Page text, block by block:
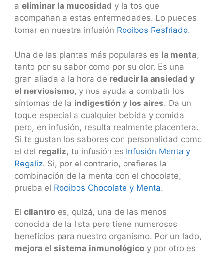
a eliminar la mucosidad y la tos que
acompañan a estas enfermedades. Lo puedes
tomar en nuestra infusión Rooibos Resfriado.
Una de las plantas más populares es la menta,
tanto por su sabor como por su olor. Es una
gran aliada a la hora de reducir la ansiedad y
el nerviosismo, y nos ayuda a combatir los
síntomas de la indigestión y los aires. Da un
toque especial a cualquier bebida y comida
pero, en infusión, resulta realmente placentera.
Si te gustan los sabores con personalidad como
el del regaliz, tu infusión es Infusión Menta y
Regaliz. Si, por el contrario, prefieres la
combinación de la menta con el chocolate,
prueba el Rooibos Chocolate y Menta.
El cilantro es, quizá, una de las menos
conocida de la lista pero tiene numerosos
beneficios para nuestro organismo. Por un lado,
mejora el sistema inmunológico y por otro es